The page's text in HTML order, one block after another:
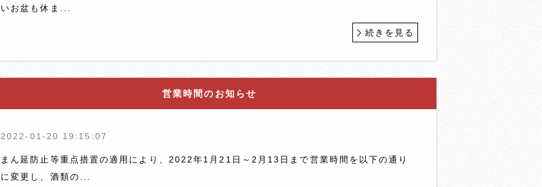
いお盆も休ま...
続きを見る
営業時間のお知らせ
2022-01-20 19:15:07
まん延防止等重点措置の適用により、2022年1月21日～2月13日まで営業時間を以下の通り
に変更し、酒類の...